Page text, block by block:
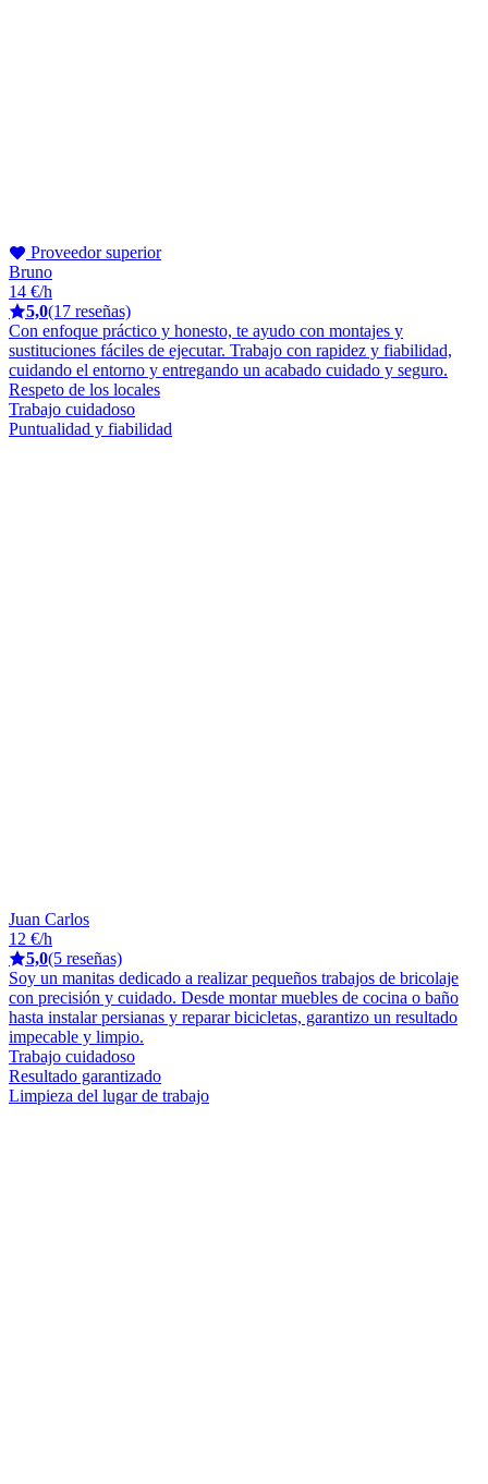
Proveedor superior
Bruno
14 €/h
5,0(17 reseñas)
Con enfoque práctico y honesto, te ayudo con montajes y
sustituciones fáciles de ejecutar. Trabajo con rapidez y fiabilidad,
cuidando el entorno y entregando un acabado cuidado y seguro.
Respeto de los locales
Trabajo cuidadoso
Puntualidad y fiabilidad
Juan Carlos
12 €/h
5,0(5 reseñas)
Soy un manitas dedicado a realizar pequeños trabajos de bricolaje
con precisión y cuidado. Desde montar muebles de cocina o baño
hasta instalar persianas y reparar bicicletas, garantizo un resultado
impecable y limpio.
Trabajo cuidadoso
Resultado garantizado
Limpieza del lugar de trabajo